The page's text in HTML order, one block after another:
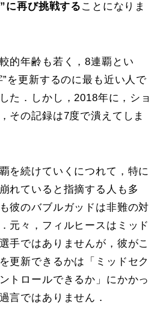
に再び挑戦する ことになりま
的年齢も若く，8連覇とい
”を更新するのに最も近い人で
た．しかし，2018年に，ショ
その記録は7度で潰えてしま
を続けていくにつれて，特に
れていると指摘する人も多
彼のバブルガッドは非難の対
元々，フィルヒースはミッド
手ではありませんが，彼がこ
更新できるかは「ミッドセク
トロールできるか」にかかっ
言ではありません．